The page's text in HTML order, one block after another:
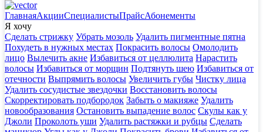
ГлавнаяАкцииСпециалистыПрайсАбонементы
Я хочу
Сделать стрижку Убрать мозоль Удалить пигментные пятна
Похудеть в нужных местах Покрасить волосы Омолодить
лицо Вылечить акне Избавиться от целлюлита Нарастить
волосы Избавиться от морщин Подтянуть шею Избавиться от
отечности Выпрямить волосы Увеличить губы Чистку лица
Удалить сосудистые звездочки Восстановить волосы
Скорректировать подбородок Забыть о макияже Удалить
новообразования Остановить выпадение волос Скулы как у
Джоли Проколоть уши Удалить растяжки и рубцы Сделать